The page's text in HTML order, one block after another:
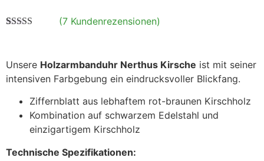
auf
(7 Kundenrezensionen)
Unsere Holzarmbanduhr Nerthus Kirsche ist mit seiner
intensiven Farbgebung ein eindrucksvoller Blickfang.
Ziffernblatt aus lebhaftem rot-braunen Kirschholz
Kombination auf schwarzem Edelstahl und
einzigartigem Kirschholz
Technische Spezifikationen: